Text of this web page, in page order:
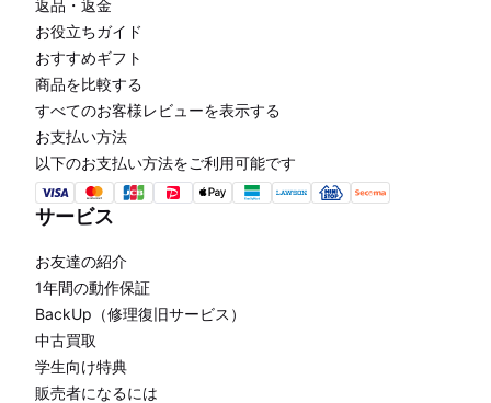
返品・返金
お役立ちガイド
おすすめギフト
商品を比較する
すべてのお客様レビューを表示する
お支払い方法
以下のお支払い方法をご利用可能です
サービス
お友達の紹介
1年間の動作保証
BackUp（修理復旧サービス）
中古買取
学生向け特典
販売者になるには